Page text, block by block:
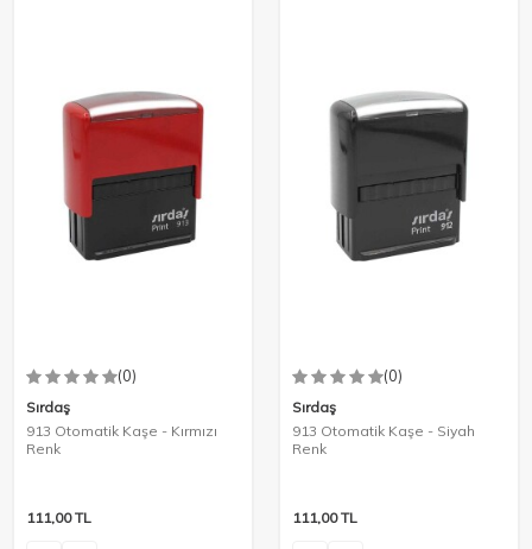
(0)
Sırdaş
913 Otomatik Kaşe - Kırmızı
Renk
111,00TL
(0)
Sırdaş
913 Otomatik Kaşe - Siyah
Renk
111,00TL